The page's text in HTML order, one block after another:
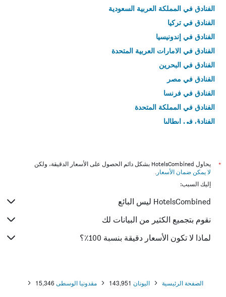
الفنادق في المملكة العربية السعودية
الفنادق في تركيا
الفنادق في إندونيسيا
الفنادق في الامارات العربية المتحدة
الفنادق في البحرين
الفنادق في مصر
الفنادق في فرنسا
الفنادق في المملكة المتحدة
الفنادق في إيطاليا
*
يحاول HotelsCombined بشكل دائم الحصول على الأسعار الدقيقة، ولكن
لا يمكن ضمان الأسعار .
إليك السبب:
HotelsCombined ليس البائع
نقوم بتجميع الكثير من البيانات لك
لماذا لا تكون الأسعار دقيقة بنسبة 100٪؟
الصفحة الرئيسية اليونان 143,951 مقدونيا الوسطى 15,346